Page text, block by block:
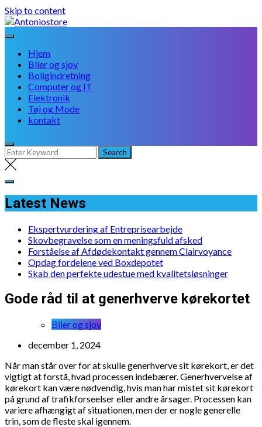
Skip to content
Hjem
Biler og sjov
Boligindretning
Computer og IT
Elektronik
Tøj og Mode
kontakt
Latest News
Ekspertvurdering af Entreprisearbejde
Skovbegravelse som en meningsfuld afsked
Forståelse af Afdødekontakt gennem Clairvoyance
Opdag fordelene ved Boxdepotet
Skab den perfekte udestue med kvalitetsløsninger
Gode råd til at generhverve kørekortet
Biler og sjov
december 1, 2024
Når man står over for at skulle generhverve sit kørekort, er det
vigtigt at forstå, hvad processen indebærer. Generhvervelse af
kørekort kan være nødvendig, hvis man har mistet sit kørekort
på grund af trafikforseelser eller andre årsager. Processen kan
variere afhængigt af situationen, men der er nogle generelle
trin, som de fleste skal igennem.